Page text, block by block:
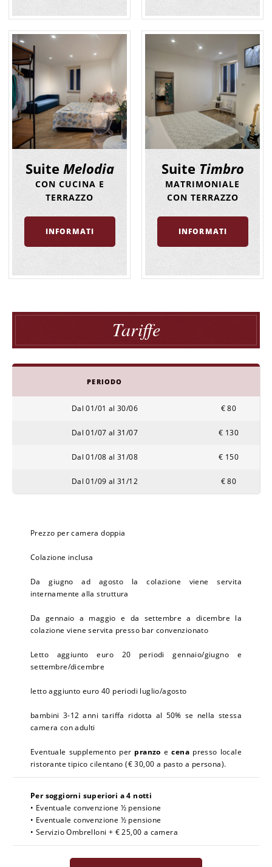
Suite Melodia
CON CUCINA E
TERRAZZO
INFORMATI
Suite Timbro
MATRIMONIALE
CON TERRAZZO
INFORMATI
Tariffe
PERIODO
Dal 01/01 al 30/06 € 80
Dal 01/07 al 31/07 € 130
Dal 01/08 al 31/08 € 150
Dal 01/09 al 31/12 € 80
Prezzo per camera doppia
Colazione inclusa
Da giugno ad agosto la colazione viene servita
internamente alla struttura
Da gennaio a maggio e da settembre a dicembre la
colazione viene servita presso bar convenzionato
Letto aggiunto euro 20 periodi gennaio/giugno e
settembre/dicembre
letto aggiunto euro 40 periodi luglio/agosto
bambini 3-12 anni tariffa ridotta al 50% se nella stessa
camera con adulti
Eventuale supplemento per pranzo ecena presso locale
ristorante tipico cilentano (€ 30,00 a pasto a persona).
Per soggiorni superiori a 4 notti
• Eventuale convenzione ½ pensione
• Eventuale convenzione ½ pensione
• Servizio Ombrelloni + € 25,00 a camera